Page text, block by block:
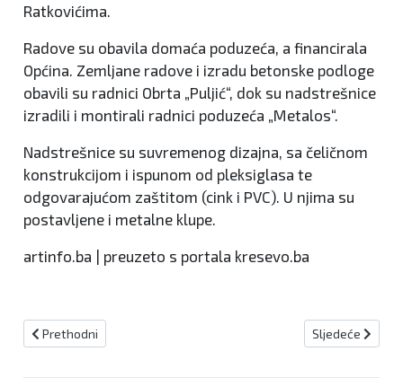
Ratkovićima.
Radove su obavila domaća poduzeća, a financirala
Općina. Zemljane radove i izradu betonske podloge
obavili su radnici Obrta „Puljić“, dok su nadstrešnice
izradili i montirali radnici poduzeća „Metalos“.
Nadstrešnice su suvremenog dizajna, sa čeličnom
konstrukcijom i ispunom od pleksiglasa te
odgovarajućom zaštitom (cink i PVC). U njima su
postavljene i metalne klupe.
artinfo.ba | preuzeto s portala kresevo.ba
Prethodni članak: Akcija se širi: I Fra Grgo Martić poručio: Komšić
Prethodni Sljedeći članak:
Sljedeće